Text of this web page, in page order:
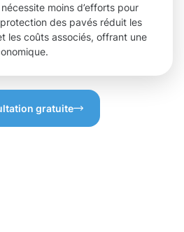
moins d’efforts pour
des pavés réduit les
les coûts associés, offrant une
gratuite